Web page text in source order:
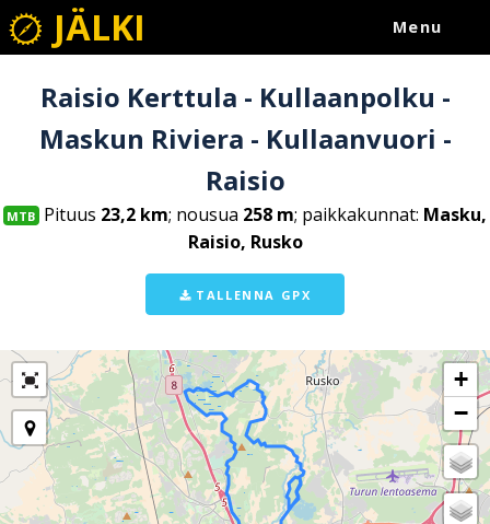
JÄLKI Menu
Raisio Kerttula - Kullaanpolku -
Maskun Riviera - Kullaanvuori -
Raisio
MTB Pituus 23,2 km; nousua 258 m; paikkakunnat: Masku,
Raisio, Rusko
TALLENNA GPX
+
−